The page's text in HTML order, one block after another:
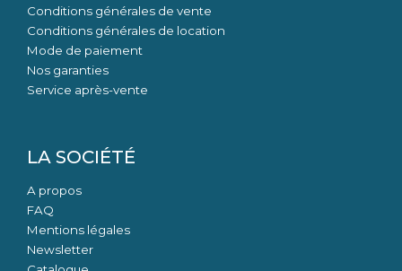
Conditions générales de vente
Conditions générales de location
Mode de paiement
Nos garanties
Service après-vente
LA SOCIÉTÉ
A propos
FAQ
Mentions légales
Newsletter